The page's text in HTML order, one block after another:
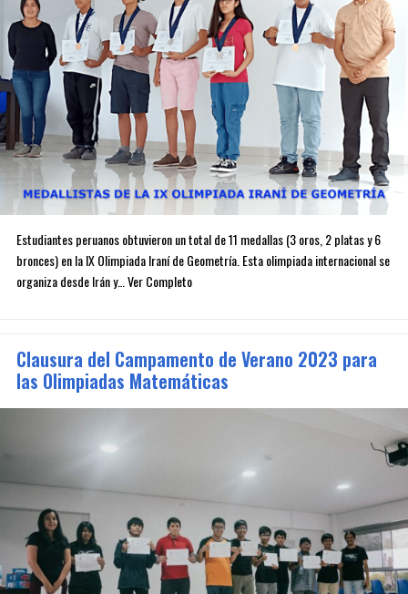
Estudiantes peruanos obtuvieron un total de 11 medallas (3 oros, 2 platas y 6
bronces) en la IX Olimpiada Iraní de Geometría. Esta olimpiada internacional se
organiza desde Irán y… Ver Completo
Clausura del Campamento de Verano 2023 para
las Olimpiadas Matemáticas